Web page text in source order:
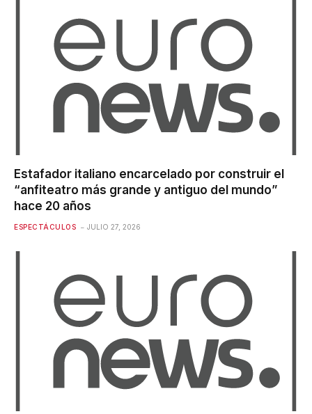
Estafador italiano encarcelado por construir el
“anfiteatro más grande y antiguo del mundo”
hace 20 años
ESPECTÁCULOS JULIO 27, 2026